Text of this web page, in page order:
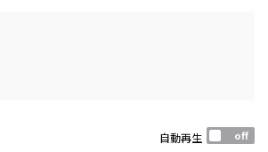
自動再生